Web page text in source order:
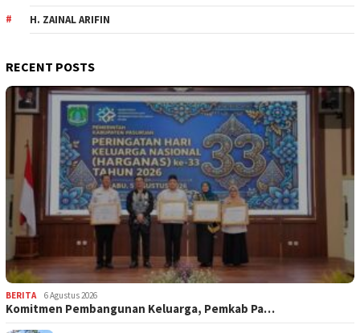
H. ZAINAL ARIFIN
RECENT POSTS
BERITA 6 Agustus 2026
Komitmen Pembangunan Keluarga, Pemkab Pa…